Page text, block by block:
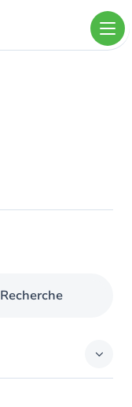
Recherche